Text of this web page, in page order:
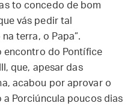
to concedo de bom
vás pedir tal
terra, o Papa”.
encontro do Pontífice
que, apesar das
acabou por aprovar o
Porciúncula poucos dias